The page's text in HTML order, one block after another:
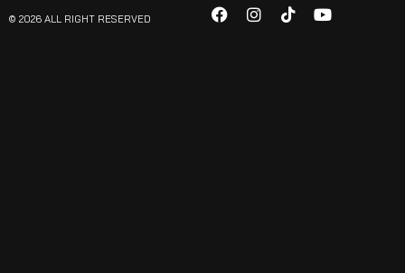
© 2026 ALL RIGHT RESERVED